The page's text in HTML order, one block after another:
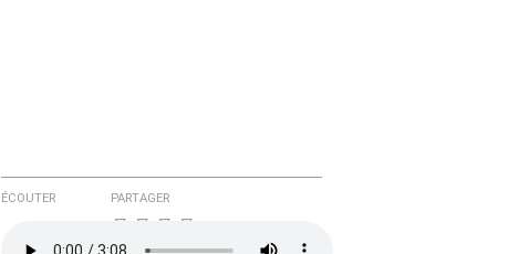
ÉCOUTER PARTAGER